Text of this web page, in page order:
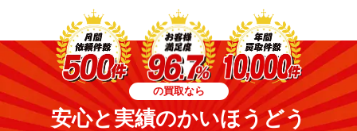
の買取なら
安心と実績のかいほうどう